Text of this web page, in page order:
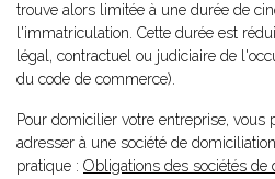
trouve alors limitée à une durée de
l'immatriculation. Cette durée est
légal, contractuel ou judiciaire de
du code de commerce).
Pour domicilier votre entreprise, vous
adresser à une société de
pratique : Obligations des sociétés